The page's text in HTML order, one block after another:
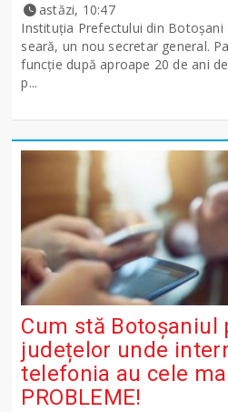
astăzi, 10:47
Instituția Prefectului din Botoșani
seară, un nou secretar general.
funcție după aproape 20 de ani
p...
Cum stă Botoșaniul
județelor unde
telefonia au cele
PROBLEME!